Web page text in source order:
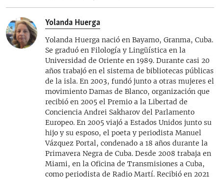
Yolanda Huerga
Yolanda Huerga nació en Bayamo, Granma, Cuba.
Se graduó en Filología y Lingüística en la
Universidad de Oriente en 1989. Durante casi 20
años trabajó en el sistema de bibliotecas públicas
de la isla. En 2003, fundó junto a otras mujeres el
movimiento Damas de Blanco, organización que
recibió en 2005 el Premio a la Libertad de
Conciencia Andrei Sakharov del Parlamento
Europeo. En 2005 viajó a Estados Unidos junto su
hijo y su esposo, el poeta y periodista Manuel
Vázquez Portal, condenado a 18 años durante la
Primavera Negra de Cuba. Desde 2008 trabaja en
Miami, en la Oficina de Transmisiones a Cuba,
como periodista de Radio Martí. Recibió en 2021